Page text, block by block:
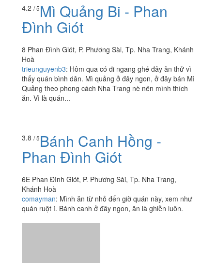
4.2 / 5Mì Quảng Bi - Phan
Đình Giót
8 Phan Đình Giót, P. Phương Sài, Tp. Nha Trang, Khánh
Hoà
trieunguyenb3: Hôm qua có đi ngang ghé đây ăn thử vì
thấy quán bình dân. Mì quảng ở đây ngon, ở đây bán Mì
Quảng theo phong cách Nha Trang nè nên mình thích
ăn. Vì là quán...
3.8 / 5Bánh Canh Hồng -
Phan Đình Giót
6E Phan Đình Giót, P. Phương Sài, Tp. Nha Trang,
Khánh Hoà
comayman: Mình ăn từ nhỏ đến giờ quán này, xem như
quán ruột í. Bánh canh ở đây ngon, ăn là ghiền luôn.